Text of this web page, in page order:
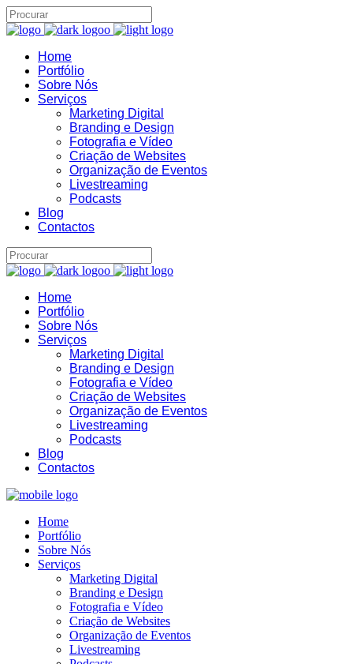
Home
Portfólio
Sobre Nós
Serviços
Marketing Digital
Branding e Design
Fotografia e Vídeo
Criação de Websites
Organização de Eventos
Livestreaming
Podcasts
Blog
Contactos
Home
Portfólio
Sobre Nós
Serviços
Marketing Digital
Branding e Design
Fotografia e Vídeo
Criação de Websites
Organização de Eventos
Livestreaming
Podcasts
Blog
Contactos
Home
Portfólio
Sobre Nós
Serviços
Marketing Digital
Branding e Design
Fotografia e Vídeo
Criação de Websites
Organização de Eventos
Livestreaming
B22
Assistente IA · Brand22
Online
23:43